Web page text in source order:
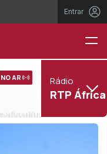
Entrar
NO AR Rádio
RTP África